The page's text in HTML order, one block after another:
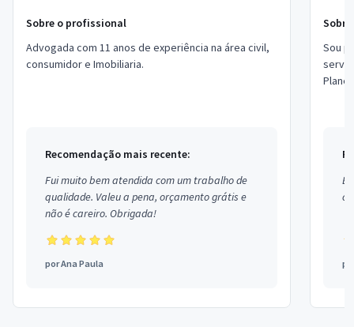
Sobre o profissional
Advogada com 11 anos de experiência na área civil,
consumidor e Imobiliaria.
Recomendação mais recente:
Fui muito bem atendida com um trabalho de
qualidade. Valeu a pena, orçamento grátis e
não é careiro. Obrigada!
porAna Paula
Sou